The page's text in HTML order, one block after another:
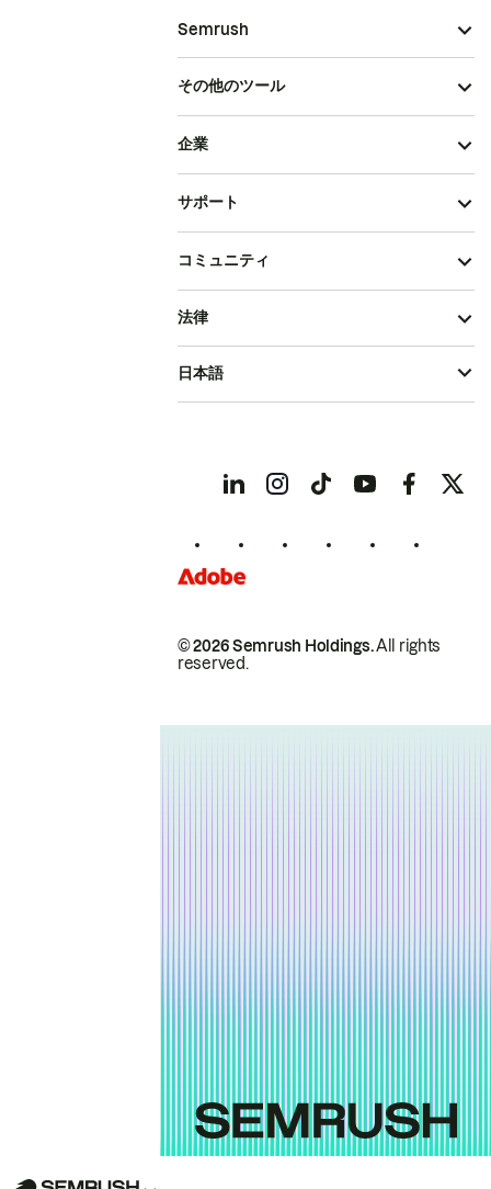
Semrush
その他のツール
企業
サポート
コミュニティ
© 2026 Semrush Holdings.All rights
reserved.
法律
日本語